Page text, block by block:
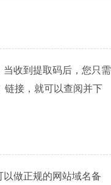
收到提取码后，您只需
链接，就可以查阅并下
做正规的网站域名备